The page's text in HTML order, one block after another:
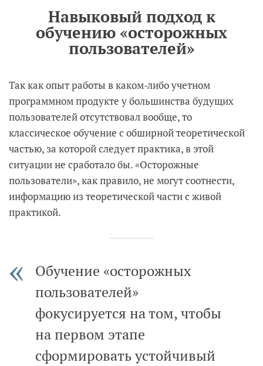
Навыковый подход к
обучению «осторожных
пользователей»
Так как опыт работы в каком-либо учетном
программном продукте у большинства будущих
пользователей отсутствовал вообще, то
классическое обучение с обширной теоретической
частью, за которой следует практика, в этой
ситуации не сработало бы. «Осторожные
пользователи», как правило, не могут соотнести,
информацию из теоретической части с живой
практикой.
Обучение «осторожных
пользователей»
фокусируется на том, чтобы
на первом этапе
сформировать устойчивый